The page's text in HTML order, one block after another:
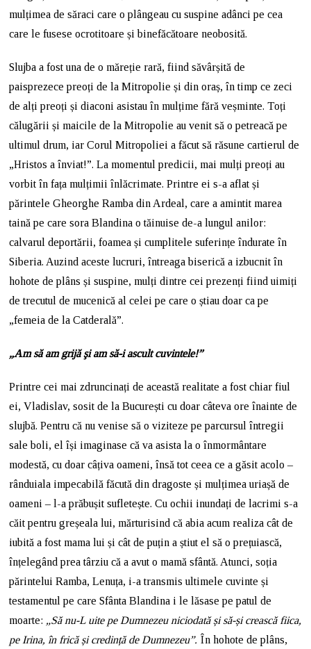
mulțimea de săraci care o plângeau cu suspine adânci pe cea
care le fusese ocrotitoare și binefăcătoare neobosită.
Slujba a fost una de o măreție rară, fiind săvârșită de
paisprezece preoți de la Mitropolie și din oraș, în timp ce zeci
de alți preoți și diaconi asistau în mulțime fără veșminte. Toți
călugării și maicile de la Mitropolie au venit să o petreacă pe
ultimul drum, iar Corul Mitropoliei a făcut să răsune cartierul de
„Hristos a înviat!”. La momentul predicii, mai mulți preoți au
vorbit în fața mulțimii înlăcrimate. Printre ei s-a aflat și
părintele Gheorghe Ramba din Ardeal, care a amintit marea
taină pe care sora Blandina o tăinuise de-a lungul anilor:
calvarul deportării, foamea și cumplitele suferințe îndurate în
Siberia. Auzind aceste lucruri, întreaga biserică a izbucnit în
hohote de plâns și suspine, mulți dintre cei prezenți fiind uimiți
de trecutul de mucenică al celei pe care o știau doar ca pe
„femeia de la Catderală”.
„Am să am grijă şi am să-i ascult cuvintele!”
Printre cei mai zdruncinați de această realitate a fost chiar fiul
ei, Vladislav, sosit de la București cu doar câteva ore înainte de
slujbă. Pentru că nu venise să o viziteze pe parcursul întregii
sale boli, el își imaginase că va asista la o înmormântare
modestă, cu doar câțiva oameni, însă tot ceea ce a găsit acolo –
rânduiala impecabilă făcută din dragoste și mulțimea uriașă de
oameni – l-a prăbușit sufletește. Cu ochii inundați de lacrimi s-a
căit pentru greșeala lui, mărturisind că abia acum realiza cât de
iubită a fost mama lui și cât de puțin a știut el să o prețuiască,
înțelegând prea târziu că a avut o mamă sfântă. Atunci, soția
părintelui Ramba, Lenuța, i-a transmis ultimele cuvinte și
testamentul pe care Sfânta Blandina i le lăsase pe patul de
moarte: „Să nu-L uite pe Dumnezeu niciodată și să-și crească fiica,
pe Irina, în frică și credință de Dumnezeu”. În hohote de plâns,